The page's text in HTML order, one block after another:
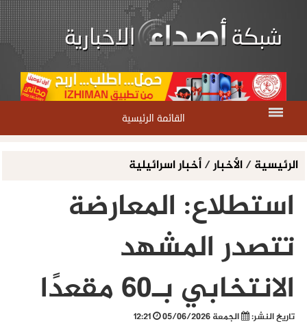
القائمة الرئيسية
الرئيسية/الأخبار/أخبار اسرائيلية
استطلاع: المعارضة
تتصدر المشهد
الانتخابي بـ60 مقعدًا
تاريخ النشر: الجمعة 05/06/2026